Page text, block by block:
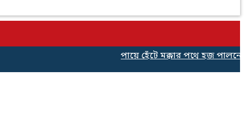
পায়ে হেঁটে মক্কার পথে হজ পালনের